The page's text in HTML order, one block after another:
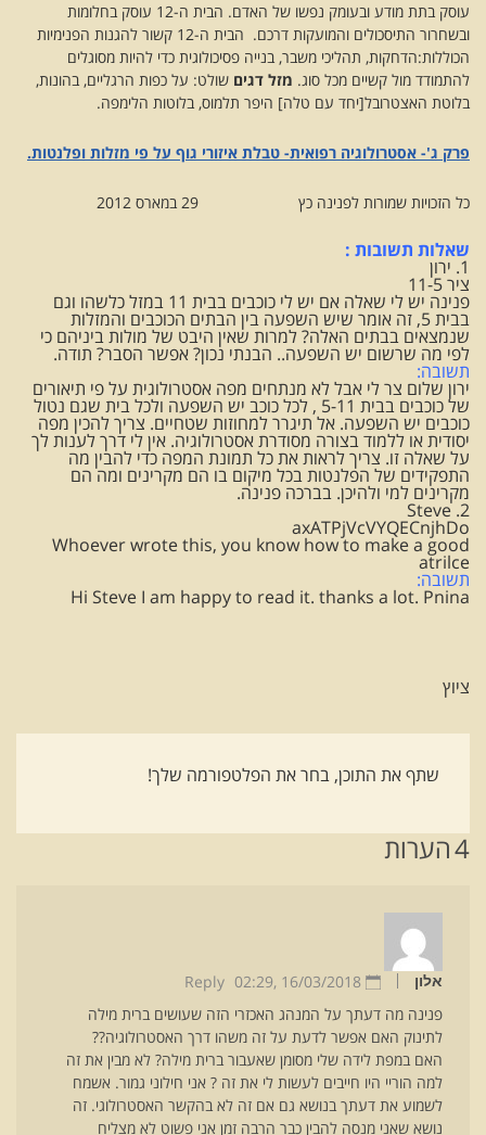
עוסק בתת מודע ובעומק נפשו של האדם. הבית ה-12 עוסק בחלומות
ובשחרור התיסכולים והמועקות דרכם. הבית ה-12 קשור להגנות הפנימיות
הכוללות:הדחקות, תהליכי משבר, בנייה פסיכולוגית כדי להיות מסוגלים
להתמודד מול קשיים מכל סוג. מזל דגים שולט: על כפות הרגליים, בהונות,
בלוטת האצטרובל[יחד עם טלה] היפר תלמוס, בלוטות הלימפה.
פרק ג'- אסטרולוגיה רפואית- טבלת איזורי גוף על פי מזלות ופלנטות.
כל הזכויות שמורות לפנינה כץ 29 במארס 2012
שאלות תשובות :
1. ירון
ציר 11-5
פנינה יש לי שאלה אם יש לי כוכבים בבית 11 במזל כלשהו וגם
בבית 5, זה אומר שיש השפעה בין הבתים הכוכבים והמזלות
שנמצאים בבתים האלה? למרות שאין היבט של מולות ביניהם כי
לפי מה שרשום יש השפעה.. הבנתי נכון? אפשר הסבר? תודה.
תשובה:
ירון שלום צר לי אבל לא מנתחים מפה אסטרולוגית על פי תיאורים
של כוכבים בבית 5-11 , לכל כוכב יש השפעה ולכל בית שגם נטול
כוכבים יש השפעה. אל תיגרר למחוזות שטחיים. צריך להכין מפה
יסודית או ללמוד בצורה מסודרת אסטרולוגיה. אין לי דרך לענות לך
על שאלה זו. צריך לראות את כל תמונת המפה כדי להבין מה
התפקידים של הפלנטות בכל מיקום בו הם מקרינים ומה הם
מקרינים למי ולהיכן. בברכה פנינה.
2. Steve
axATPjVcVYQECnjhDo
Whoever wrote this, you know how to make a good
atrilce
תשובה:
Hi Steve I am happy to read it. thanks a lot. Pnina
ציוץ
שתף את התוכן, בחר את הפלטפורמה שלך!
4הערות
אלון 16/03/2018 ,
02:29
Reply
פנינה מה דעתך על המנהג האכזרי הזה שעושים ברית מילה
לתינוק האם אפשר לדעת על זה משהו דרך האסטרולוגיה??
האם במפת לידה שלי מסומן שאעבור ברית מילה? לא מבין את זה
למה הוריי היו חייבים לעשות לי את זה ? אני חילוני גמור. אשמח
לשמוע את דעתך בנושא גם אם זה לא בהקשר האסטרולוגי. זה
נושא שאני מנסה להבין כבר הרבה זמן אני פשוט לא מצליח